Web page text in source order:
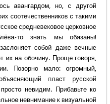
авангардом, но, с другой
соотечественников с такими
средневековое церковное
то знать мы обязаны!
собой даже вечные
их на обочину. Проще говоря,
Позорно мало: огромный,
пласт русской
невидим. Прибавьте ко
невнимание к визуальной